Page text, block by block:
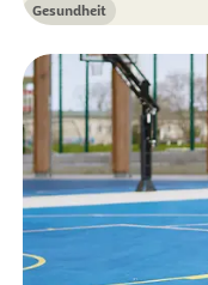
Kategorie
Gesundheit